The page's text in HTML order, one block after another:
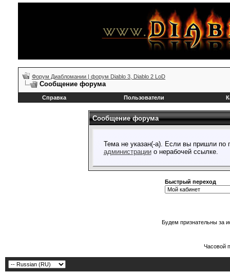
Форум Диабломании | форум Diablo 3, Diablo 2 LoD
Сообщение форума
Справка Пользователи
Сообщение форума
Тема не указан(-а). Если вы пришли по
администрациио нерабочей ссылке.
Быстрый переход
Будем признательны за
Часовой